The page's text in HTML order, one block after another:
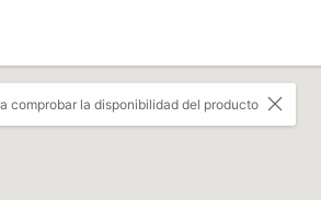
comprobar la disponibilidad del producto